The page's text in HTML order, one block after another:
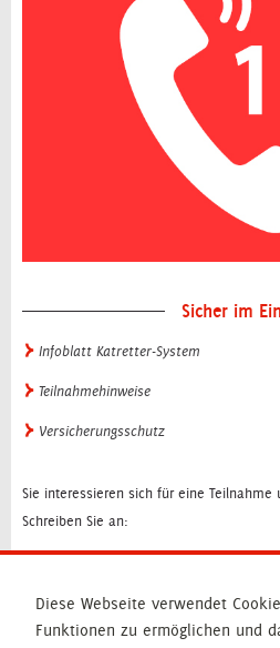
Diese Webseite verwendet
Funktionen zu ermöglichen und
Sicher im
Infoblatt Katretter-System
Teilnahmehinweise
Versicherungsschutz
Sie interessieren sich für eine Teilnahme
Schreiben Sie an:
katretter@leitstelle-nordost.de